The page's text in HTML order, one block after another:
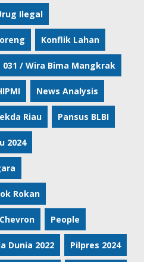
Ilegal
Konflik Lahan
/ Wira Bima Mangkrak
News Analysis
Riau Pansus BLBI
2024
Rokan
People
Dunia 2022 Pilpres 2024